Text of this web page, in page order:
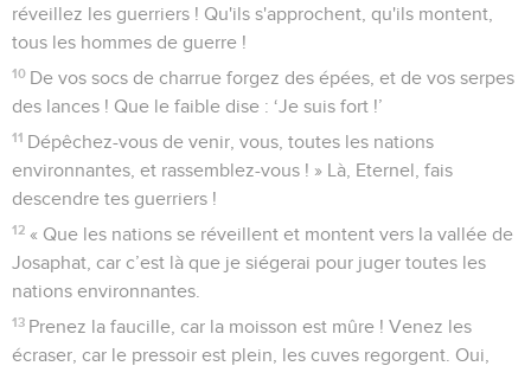
réveillez les guerriers ! Qu'ils s'approchent, qu'ils montent,
tous les hommes de guerre !
10 De vos socs de charrue forgez des épées, et de vos serpes
des lances ! Que le faible dise : ‘Je suis fort !’
11 Dépêchez-vous de venir, vous, toutes les nations
environnantes, et rassemblez-vous ! » Là, Eternel, fais
descendre tes guerriers !
12 « Que les nations se réveillent et montent vers la vallée de
Josaphat, car c’est là que je siégerai pour juger toutes les
nations environnantes.
13 Prenez la faucille, car la moisson est mûre ! Venez les
écraser, car le pressoir est plein, les cuves regorgent. Oui,